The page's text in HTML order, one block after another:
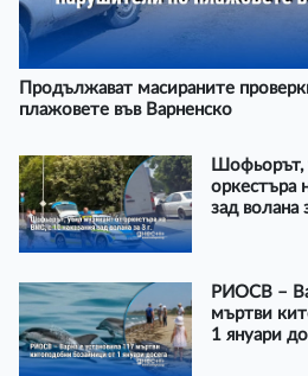
Продължават масираните
плажовете във Варненско
Шофьорът,
оркестъра
зад волана
РИОСВ –
мъртви
1 януари